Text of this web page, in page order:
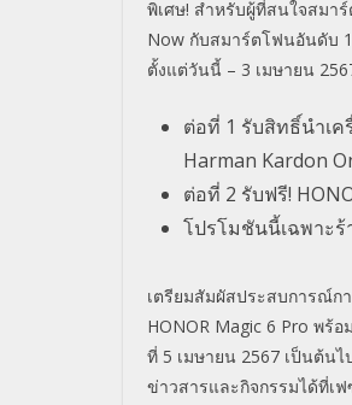
พิเศษ! สำหรับผู้ที่สนใจสมา
Now กับสมาร์ตโฟนอันดับ 1
ตั้งแต่วันนี้ – 3 เมษายน
ต่อที่ 1 รับสิทธิ์นำเค
Harman Kardon
ต่อที่ 2 รับฟรี!
โปรโมชันนี้เฉพาะ
เตรียมสัมผัสประสบการณ์ก
HONOR Magic 6 Pro พร้
ที่ 5 เมษายน 2567 เป็นต้นไ
ข่าวสารและกิจกรรมได้ที่เฟ